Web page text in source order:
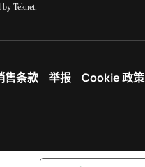
by Teknet.
售条款 举报 Cookie 政策